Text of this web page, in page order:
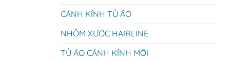
CÁNH KÍNH TỦ ÁO
NHÔM XƯỚC HAIRLINE
TỦ ÁO CÁNH KÍNH MỚI